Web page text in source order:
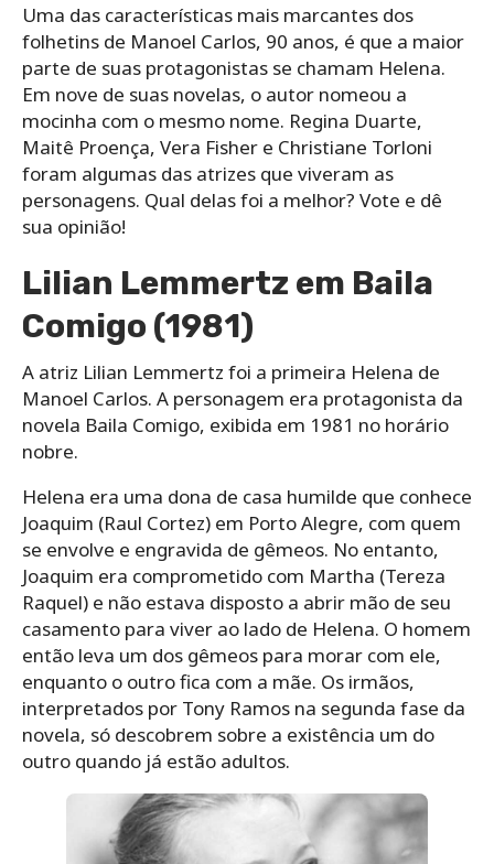
Uma das características mais marcantes dos
folhetins de Manoel Carlos, 90 anos, é que a maior
parte de suas protagonistas se chamam Helena.
Em nove de suas novelas, o autor nomeou a
mocinha com o mesmo nome. Regina Duarte,
Maitê Proença, Vera Fisher e Christiane Torloni
foram algumas das atrizes que viveram as
personagens. Qual delas foi a melhor? Vote e dê
sua opinião!
Lilian Lemmertz em Baila
Comigo (1981)
A atriz Lilian Lemmertz foi a primeira Helena de
Manoel Carlos. A personagem era protagonista da
novela Baila Comigo, exibida em 1981 no horário
nobre.
Helena era uma dona de casa humilde que conhece
Joaquim (Raul Cortez) em Porto Alegre, com quem
se envolve e engravida de gêmeos. No entanto,
Joaquim era comprometido com Martha (Tereza
Raquel) e não estava disposto a abrir mão de seu
casamento para viver ao lado de Helena. O homem
então leva um dos gêmeos para morar com ele,
enquanto o outro fica com a mãe. Os irmãos,
interpretados por Tony Ramos na segunda fase da
novela, só descobrem sobre a existência um do
outro quando já estão adultos.